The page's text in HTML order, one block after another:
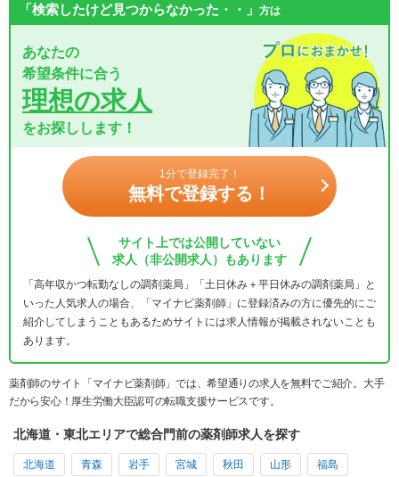
「検索したけど見つからなかった・・」 方は
あなたの
希望条件に合う
理想の求人
をお探しします！
1分で登録完了！
無料で登録する！
サイト上では公開していない
求人（非公開求人）もあります
「高年収かつ転勤なしの調剤薬局」「土日休み＋平日休みの調剤薬局」と
いった人気求人の場合、「マイナビ薬剤師」に登録済みの方に優先的にご
紹介してしまうこともあるためサイトには求人情報が掲載されないことも
あります。
薬剤師のサイト「マイナビ薬剤師」では、希望通りの求人を無料でご紹介。大手
だから安心！厚生労働大臣認可の転職支援サービスです。
北海道・東北エリアで総合門前の薬剤師求人を探す
北海道 青森 岩手 宮城 秋田 山形 福島